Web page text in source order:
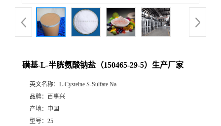
磺基-L-半胱氨酸钠盐（150465-29-5）生产厂家
英文名称： L-Cysteine S-Sulfate Na
品牌：
百事兴
产地： 中国
型号： 25